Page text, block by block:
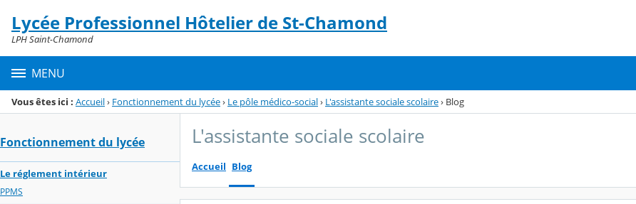
Menu de la rubrique
Contenu
Lycée Professionnel Hôtelier de St-Chamond
LPH Saint-Chamond
MENU
Vous êtes ici : Accueil› Fonctionnement du lycée› Le pôle médico-social› L'assistante sociale scolaire› Blog
Fonctionnement du lycée
Le réglement intérieur
PPMS
L'assistante sociale scolaire
Accueil Blog